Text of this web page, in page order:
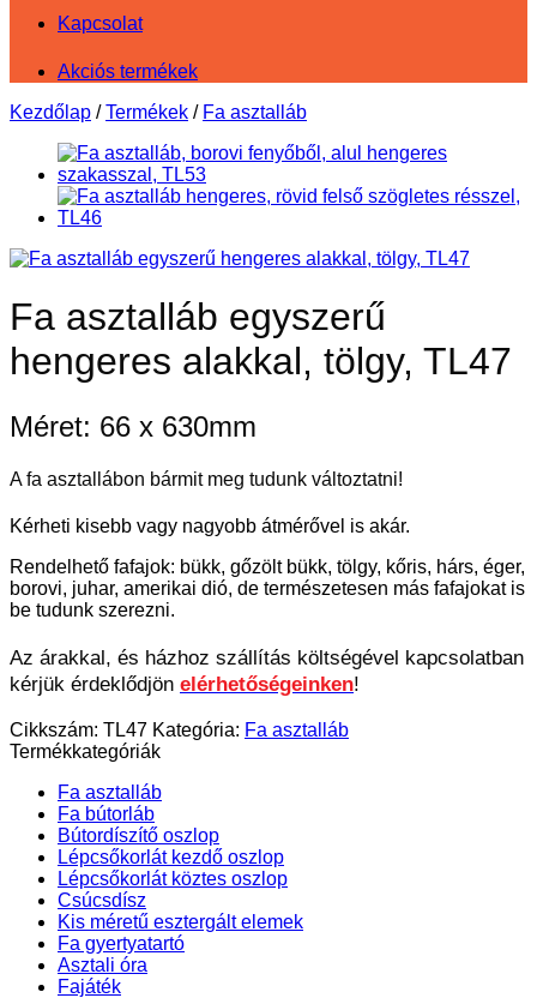
Kapcsolat
Akciós termékek
Kezdőlap / Termékek / Fa asztalláb
Fa asztalláb egyszerű
hengeres alakkal, tölgy, TL47
Méret: 66 x 630mm
A fa asztallábon bármit meg tudunk változtatni!
Kérheti kisebb vagy nagyobb átmérővel is akár.
Rendelhető fafajok: bükk, gőzölt bükk, tölgy, kőris, hárs, éger,
borovi, juhar, amerikai dió, de természetesen más fafajokat is
be tudunk szerezni.
Az árakkal, és házhoz szállítás költségével kapcsolatban
kérjük érdeklődjön elérhetőségeinken!
Cikkszám: TL47 Kategória: Fa asztalláb
Termékkategóriák
Fa asztalláb
Fa bútorláb
Bútordíszítő oszlop
Lépcsőkorlát kezdő oszlop
Lépcsőkorlát köztes oszlop
Csúcsdísz
Kis méretű esztergált elemek
Fa gyertyatartó
Asztali óra
Fajáték